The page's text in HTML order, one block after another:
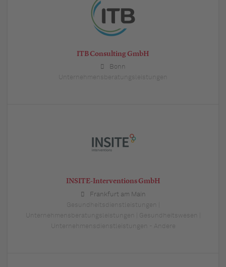
ITB Consulting GmbH
Bonn
Unternehmensberatungsleistungen
INSITE-Interventions GmbH
Frankfurt am Main
Gesundheitsdienstleistungen |
Unternehmensberatungsleistungen | Gesundheitswesen |
Unternehmensdienstleistungen - Andere